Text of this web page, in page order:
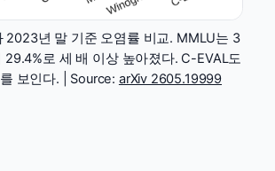
년 말 기준 오염률 비교. MMLU는 3
29.4%로 세 배 이상 높아졌다. C-EVAL도
보인다. | Source: arXiv 2605.19999